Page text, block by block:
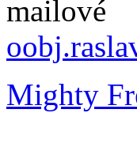
Mighty